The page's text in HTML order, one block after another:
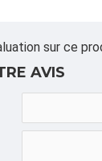
sur ce
AVIS